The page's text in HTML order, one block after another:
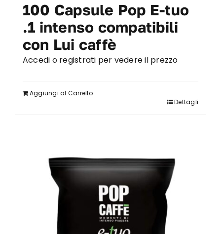
100 Capsule Pop E-tuo
.1 intenso compatibili
con Lui caffè
Accedi o registrati per vedere il prezzo
Aggiungi al Carrello
Dettagli